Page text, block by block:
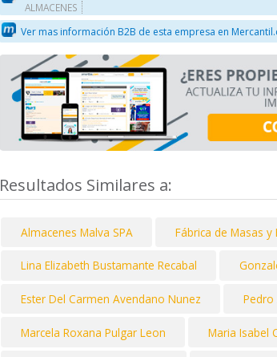
ALMACENES
Ver mas información B2B de esta empresa en
Resultados Similares a:
Almacenes Malva SPA Fábrica de Masas
Lina Elizabeth Bustamante Recabal
Ester Del Carmen Avendano Nunez
Marcela Roxana Pulgar Leon Maria Isabel